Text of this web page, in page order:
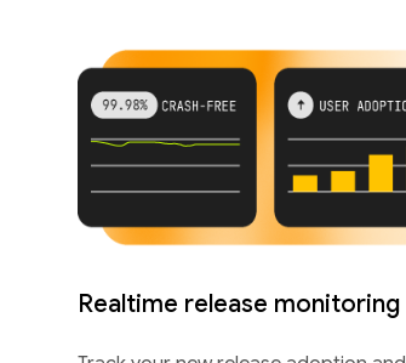
Realtime release monitoring